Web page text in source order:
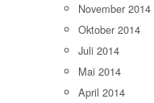
November 2014
Oktober 2014
Juli 2014
Mai 2014
April 2014